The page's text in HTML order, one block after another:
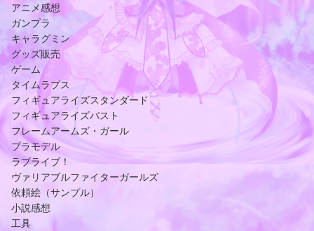
アニメ感想
ガンプラ
キャラグミン
グッズ販売
ゲーム
タイムラプス
フィギュアライズスタンダード
フィギュアライズバスト
フレームアームズ・ガール
プラモデル
ラブライブ！
ヴァリアブルファイターガールズ
依頼絵（サンプル）
小説感想
工具